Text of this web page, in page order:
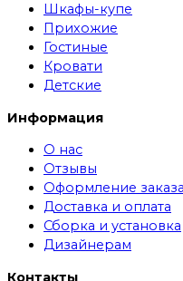
Шкафы-купе
Прихожие
Гостиные
Кровати
Детские
Информация
О нас
Отзывы
Оформление заказа
Доставка и оплата
Сборка и установка
Дизайнерам
Контакты